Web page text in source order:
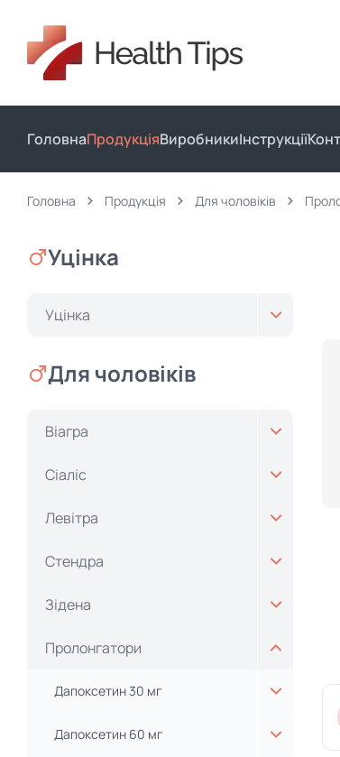
ГоловнаПродукціяВиробникиІнструкції
Головна Продукція Для чоловіків
Уцінка
Уцінка
Для чоловіків
Віагра
Сіаліс
Левітра
Стендра
Зідена
Пролонгатори
Дапоксетин 30 мг
Дапоксетин 60 мг